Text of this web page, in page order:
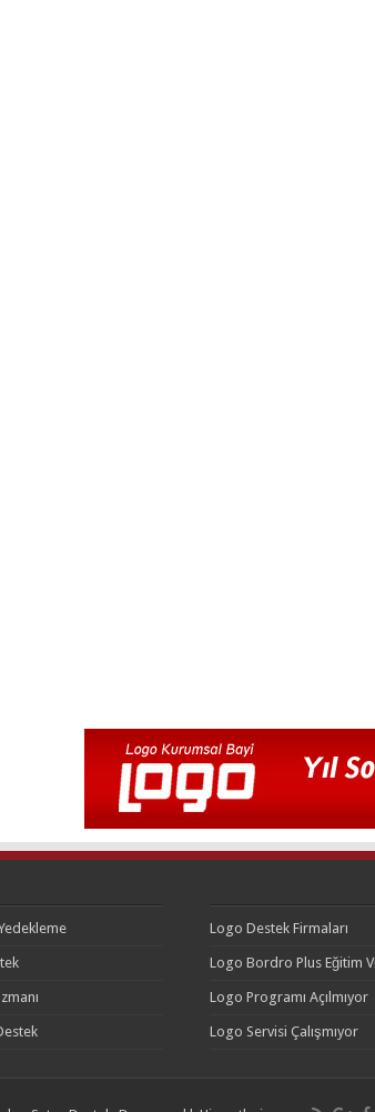
Logo Destek Firmaları
Logo Bordro Plus Eğitim
Logo Programı Açılmıyor
Logo Servisi Çalışmıyor